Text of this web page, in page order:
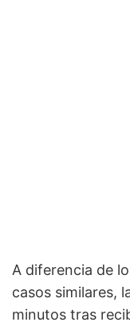
A diferencia de
casos similares,
minutos tras